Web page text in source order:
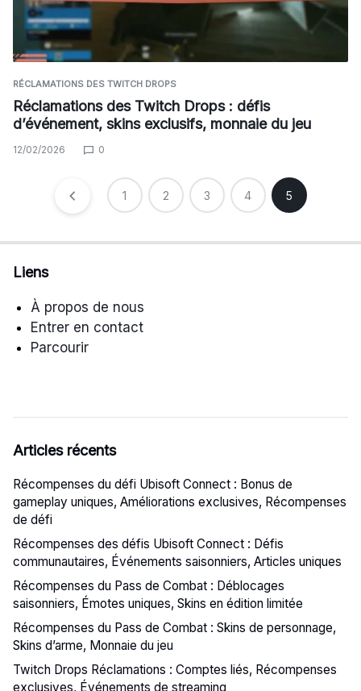
RÉCLAMATIONS DES TWITCH DROPS
Réclamations des Twitch Drops : défis
d’événement, skins exclusifs, monnaie du jeu
12/02/2026 0
Posts
pagination
1 2 3 4 5
Liens
À propos de nous
Entrer en contact
Parcourir
Articles récents
Récompenses du défi Ubisoft Connect : Bonus de
gameplay uniques, Améliorations exclusives, Récompenses
de défi
Récompenses des défis Ubisoft Connect : Défis
communautaires, Événements saisonniers, Articles uniques
Récompenses du Pass de Combat : Déblocages
saisonniers, Émotes uniques, Skins en édition limitée
Récompenses du Pass de Combat : Skins de personnage,
Skins d’arme, Monnaie du jeu
Twitch Drops Réclamations : Comptes liés, Récompenses
exclusives, Événements de streaming